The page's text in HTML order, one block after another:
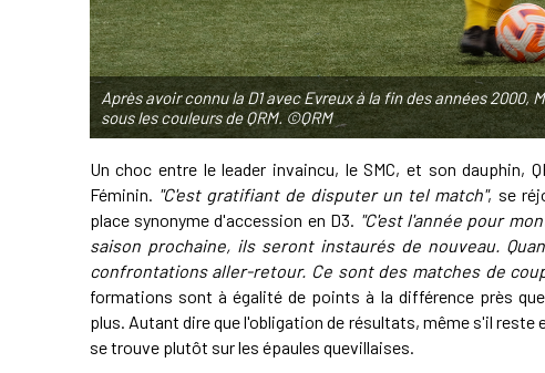
Après avoir connu la D1 avec Evreux à la fin des années
sous les couleurs de QRM. ©QRM
Un choc entre le leader invaincu, le SMC, et son dauphin,
Féminin. "C'est gratifiant de disputer un tel match", se
place synonyme d'accession en D3. "C'est l'année pour
saison prochaine, ils seront instaurés de nouveau.
confrontations aller-retour. Ce sont des matches de
formations sont à égalité de points à la différence près
plus. Autant dire que l'obligation de résultats, même s'il
se trouve plutôt sur les épaules quevillaises.